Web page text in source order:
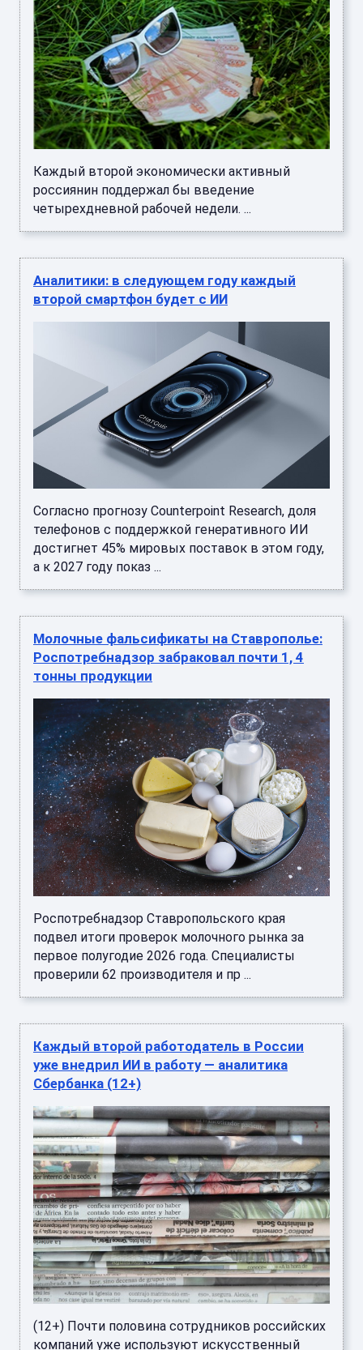
Каждый второй экономически активный
россиянин поддержал бы введение
четырехдневной рабочей недели. ...
Аналитики: в следующем году каждый
второй смартфон будет с ИИ
Согласно прогнозу Counterpoint Research, доля
телефонов с поддержкой генеративного ИИ
достигнет 45% мировых поставок в этом году,
а к 2027 году показ ...
Молочные фальсификаты на Ставрополье:
Роспотребнадзор забраковал почти 1, 4
тонны продукции
Роспотребнадзор Ставропольского края
подвел итоги проверок молочного рынка за
первое полугодие 2026 года. Специалисты
проверили 62 производителя и пр ...
Каждый второй работодатель в России
уже внедрил ИИ в работу — аналитика
Сбербанка (12+)
(12+) Почти половина сотрудников российских
компаний уже используют искусственный